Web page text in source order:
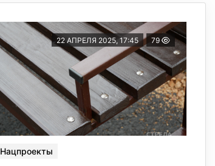
22 АПРЕЛЯ 2025, 17:45 79
Нацпроекты